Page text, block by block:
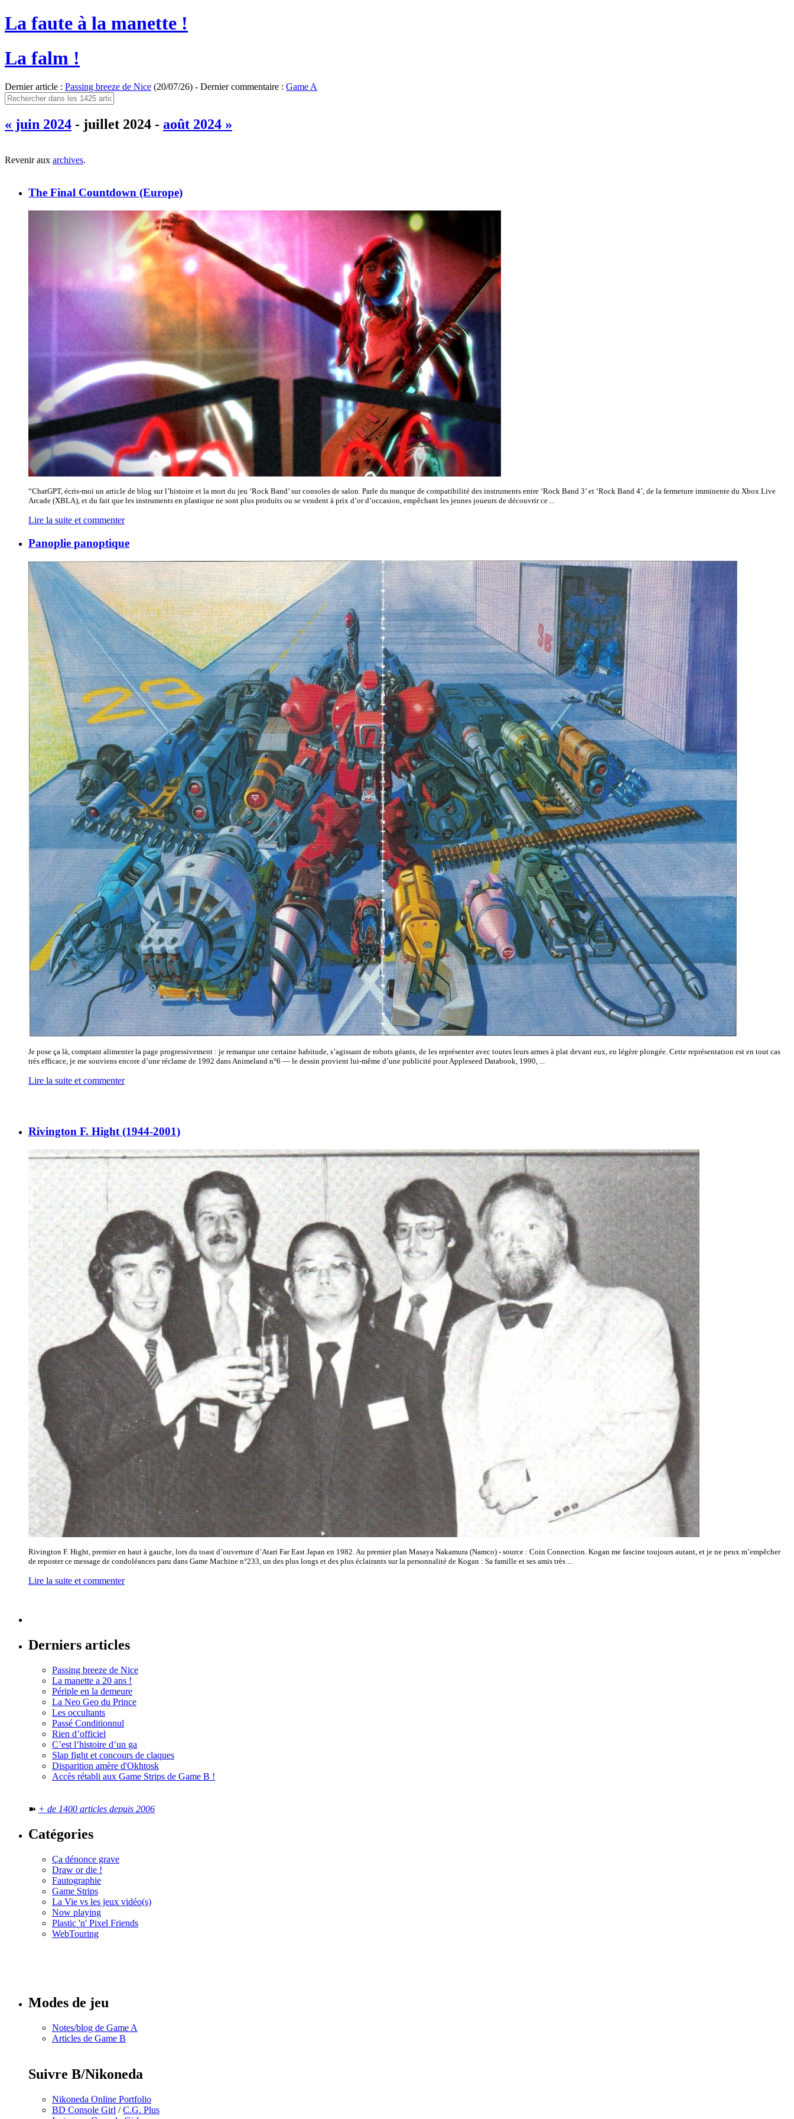
La faute à la manette !
La falm !
Dernier article : Passing breeze de Nice (20/07/26) - Dernier commentaire : Game A
« juin 2024 - juillet 2024 - août 2024 »
Revenir aux archives.
The Final Countdown (Europe)
“ChatGPT, écris-moi un article de blog sur l’histoire et la mort du jeu ‘Rock Band’ sur consoles de salon. Parle du manque de compatibilité des instruments entre ‘Rock Band 3’ et ‘Rock Band 4’, de la fermeture imminente du Xbox Live
Arcade (XBLA), et du fait que les instruments en plastique ne sont plus produits ou se vendent à prix d’or d’occasion, empêchant les jeunes joueurs de découvrir ce ...
Lire la suite et commenter
Panoplie panoptique
Je pose ça là, comptant alimenter la page progressivement : je remarque une certaine habitude, s’agissant de robots géants, de les représenter avec toutes leurs armes à plat devant eux, en légère plongée. Cette représentation est en tout cas
très efficace, je me souviens encore d’une réclame de 1992 dans Animeland n°6 — le dessin provient lui-même d’une publicité pour Appleseed Databook, 1990, ...
Lire la suite et commenter
Rivington F. Hight (1944-2001)
Rivington F. Hight, premier en haut à gauche, lors du toast d’ouverture d’Atari Far East Japan en 1982. Au premier plan Masaya Nakamura (Namco) - source : Coin Connection. Kogan me fascine toujours autant, et je ne peux m’empêcher
de reposter ce message de condoléances paru dans Game Machine n°233, un des plus longs et des plus éclairants sur la personnalité de Kogan : Sa famille et ses amis très ...
Lire la suite et commenter
Derniers articles
Passing breeze de Nice
La manette a 20 ans !
Périple en la demeure
La Neo Geo du Prince
Les occultants
Passé Conditionnul
Rien d’officiel
C’est l’histoire d’un ga
Slap fight et concours de claques
Disparition amère d'Okhtosk
Accès rétabli aux Game Strips de Game B !
➽ + de 1400 articles depuis 2006
Catégories
Ça dénonce grave
Draw or die !
Fautographie
Game Strips
La Vie vs les jeux vidéo(s)
Now playing
Plastic 'n' Pixel Friends
WebTouring
Modes de jeu
Notes/blog de Game A
Articles de Game B
Suivre B/Nikoneda
Nikoneda Online Portfolio
BD Console Girl /C.G. Plus